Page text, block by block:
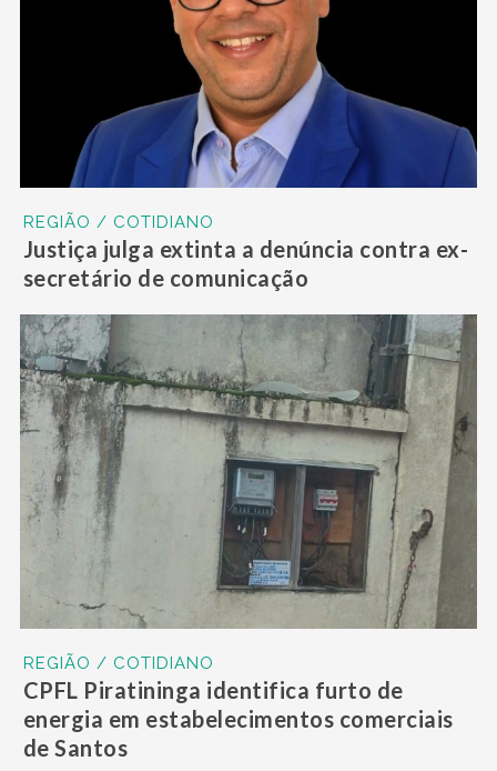
REGIÃO / COTIDIANO
Justiça julga extinta a denúncia contra ex-
secretário de comunicação
REGIÃO / COTIDIANO
CPFL Piratininga identifica furto de
energia em estabelecimentos comerciais
de Santos